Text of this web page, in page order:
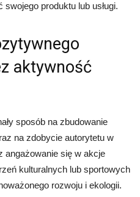
produktu lub usługi.
aktywność
sposób na zbudowanie
na zdobycie autorytetu w
angażowanie się w akcje
kulturalnych lub sportowych
rozwoju i ekologii.